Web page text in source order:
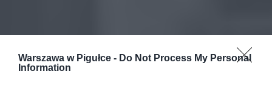
Warszawa w Pigułce - Do Not Process My Personal
Information